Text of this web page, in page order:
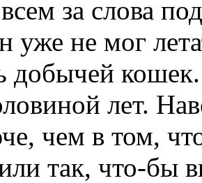
за слова
уже не мог
добычей
лет.
чем в том,
так, что-бы